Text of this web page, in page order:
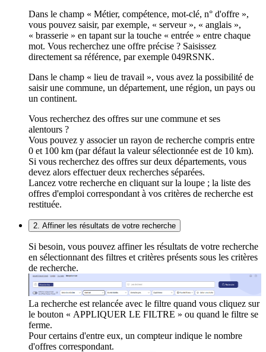
Dans le champ « Métier, compétence, mot-clé, n° d'offre »,
vous pouvez saisir, par exemple, « serveur », « anglais »,
« brasserie » en tapant sur la touche « entrée » entre chaque
mot. Vous recherchez une offre précise ? Saisissez
directement sa référence, par exemple 049RSNK.
Dans le champ « lieu de travail », vous avez la possibilité de
saisir une commune, un département, une région, un pays ou
un continent.
Vous recherchez des offres sur une commune et ses
alentours ?
Vous pouvez y associer un rayon de recherche compris entre
0 et 100 km (par défaut la valeur sélectionnée est de 10 km).
Si vous recherchez des offres sur deux départements, vous
devez alors effectuer deux recherches séparées.
Lancez votre recherche en cliquant sur la loupe ; la liste des
offres d'emploi correspondant à vos critères de recherche est
restituée.
2. Affiner les résultats de votre recherche
Si besoin, vous pouvez affiner les résultats de votre recherche
en sélectionnant des filtres et critères présents sous les critères
de recherche.
La recherche est relancée avec le filtre quand vous cliquez sur
le bouton « APPLIQUER LE FILTRE » ou quand le filtre se
ferme.
Pour certains d'entre eux, un compteur indique le nombre
d'offres correspondant.